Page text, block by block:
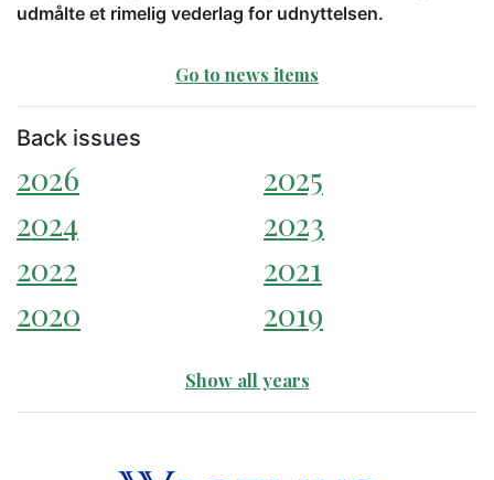
udmålte et rimelig vederlag for udnyttelsen.
Go to news items
Back issues
2026
2025
2024
2023
2022
2021
2020
2019
Show all years